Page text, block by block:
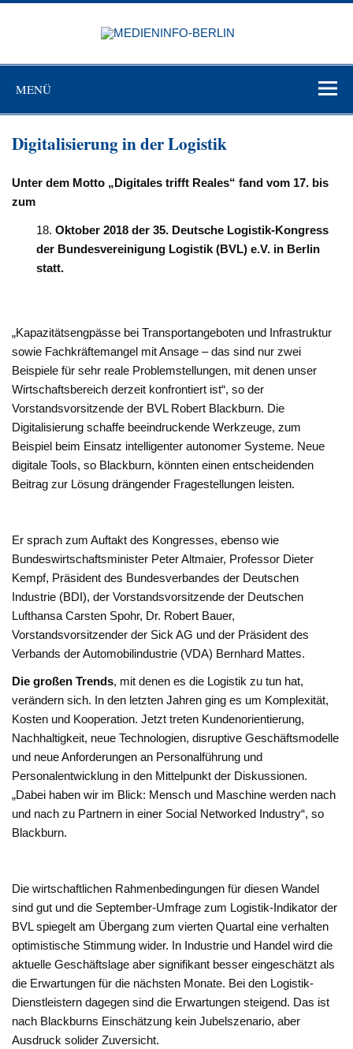
Zum
MENÜ
Digitalisierung in der Logistik
Unter dem Motto „Digitales trifft Reales“ fand vom 17. bis
zum
Oktober 2018 der 35. Deutsche Logistik-Kongress
der Bundesvereinigung Logistik (BVL) e.V. in Berlin
statt.
„Kapazitätsengpässe bei Transportangeboten und Infrastruktur
sowie Fachkräftemangel mit Ansage – das sind nur zwei
Beispiele für sehr reale Problemstellungen, mit denen unser
Wirtschaftsbereich derzeit konfrontiert ist“, so der
Vorstandsvorsitzende der BVL Robert Blackburn. Die
Digitalisierung schaffe beeindruckende Werkzeuge, zum
Beispiel beim Einsatz intelligenter autonomer Systeme. Neue
digitale Tools, so Blackburn, könnten einen entscheidenden
Beitrag zur Lösung drängender Fragestellungen leisten.
Er sprach zum Auftakt des Kongresses, ebenso wie
Bundeswirtschaftsminister Peter Altmaier, Professor Dieter
Kempf, Präsident des Bundesverbandes der Deutschen
Industrie (BDI), der Vorstandsvorsitzende der Deutschen
Lufthansa Carsten Spohr, Dr. Robert Bauer,
Vorstandsvorsitzender der Sick AG und der Präsident des
Verbands der Automobilindustrie (VDA) Bernhard Mattes.
Die großen Trends, mit denen es die Logistik zu tun hat,
verändern sich. In den letzten Jahren ging es um Komplexität,
Kosten und Kooperation. Jetzt treten Kundenorientierung,
Nachhaltigkeit, neue Technologien, disruptive Geschäftsmodelle
und neue Anforderungen an Personalführung und
Personalentwicklung in den Mittelpunkt der Diskussionen.
„Dabei haben wir im Blick: Mensch und Maschine werden nach
und nach zu Partnern in einer Social Networked Industry“, so
Blackburn.
Die wirtschaftlichen Rahmenbedingungen für diesen Wandel
sind gut und die September-Umfrage zum Logistik-Indikator der
BVL spiegelt am Übergang zum vierten Quartal eine verhalten
optimistische Stimmung wider. In Industrie und Handel wird die
aktuelle Geschäftslage aber signifikant besser eingeschätzt als
die Erwartungen für die nächsten Monate. Bei den Logistik-
Dienstleistern dagegen sind die Erwartungen steigend. Das ist
nach Blackburns Einschätzung kein Jubelszenario, aber
Ausdruck solider Zuversicht.